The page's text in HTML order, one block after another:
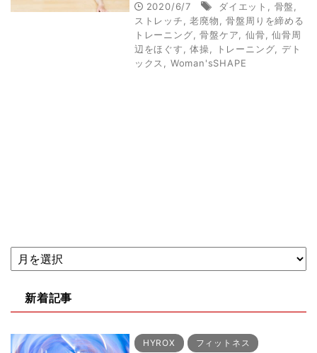
2020/6/7 ダイエット 骨盤
ストレッチ
,老廃物 ,骨盤周りを締める
トレーニング ,骨盤ケア 仙骨 ,仙骨周
辺をほぐす
,体操 トレーニング
デト
ックス
Woman'sSHAPE
新着記事
HYROX フィットネス